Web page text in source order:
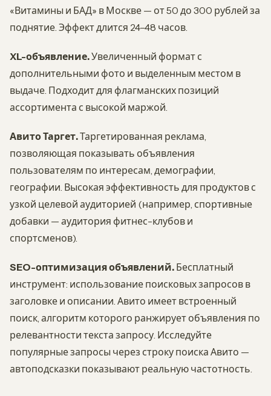
«Витамины и БАД» в Москве — от 50 до 300 рублей за
поднятие. Эффект длится 24–48 часов.
XL-объявление.Увеличенный формат с
дополнительными фото и выделенным местом в
выдаче. Подходит для флагманских позиций
ассортимента с высокой маржой.
Авито Таргет.Таргетированная реклама,
позволяющая показывать объявления
пользователям по интересам, демографии,
географии. Высокая эффективность для продуктов с
узкой целевой аудиторией (например, спортивные
добавки — аудитория фитнес-клубов и
спортсменов).
SEO-оптимизация объявлений. Бесплатный
инструмент: использование поисковых запросов в
заголовке и описании. Авито имеет встроенный
поиск, алгоритм которого ранжирует объявления по
релевантности текста запросу. Исследуйте
популярные запросы через строку поиска Авито —
автоподсказки показывают реальную частотность.